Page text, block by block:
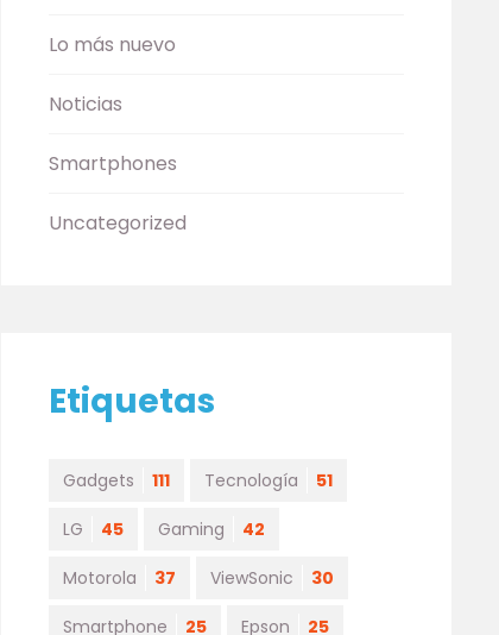
Lo más nuevo
Noticias
Smartphones
Uncategorized
Etiquetas
Gadgets 111 Tecnología 51
LG 45 Gaming 42
Motorola 37 ViewSonic 30
Smartphone 25 Epson 25